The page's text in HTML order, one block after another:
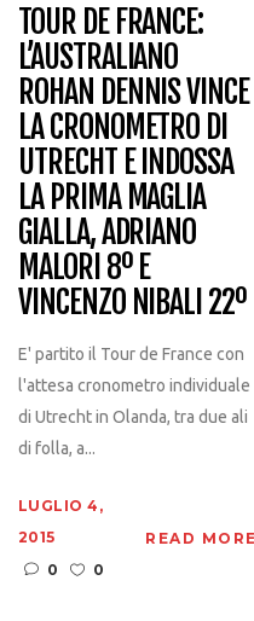
TOUR DE FRANCE:
L’AUSTRALIANO
ROHAN DENNIS VINCE
LA CRONOMETRO DI
UTRECHT E INDOSSA
LA PRIMA MAGLIA
GIALLA, ADRIANO
MALORI 8º E
VINCENZO NIBALI 22º
E' partito il Tour de France con
l'attesa cronometro individuale
di Utrecht in Olanda, tra due ali
di folla, a...
LUGLIO 4,
2015
0
0
READ MORE